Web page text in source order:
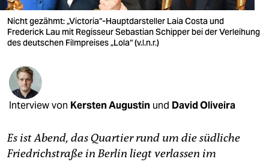
verlag
verlag
shop
fragen & hilfe
abo
Nicht gezähmt: „Victoria“-Hauptdarsteller Laia Costa und
Frederick Lau mit Regisseur Sebastian Schipper bei der Verleihung
des deutschen Filmpreises „Lola“ (v.l.n.r.)
Interview von Kersten Augustin und David Oliveira
Es ist Abend, das Quartier rund um die südliche
Friedrichstraße in Berlin liegt verlassen im